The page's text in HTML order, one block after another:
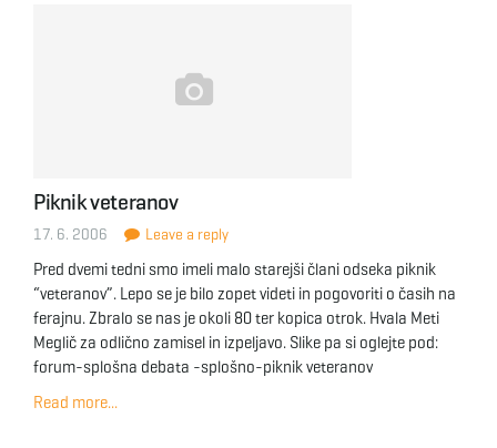
Piknik veteranov
17. 6. 2006 Leave a reply
Pred dvemi tedni smo imeli malo starejši člani odseka piknik
“veteranov”. Lepo se je bilo zopet videti in pogovoriti o časih na
ferajnu. Zbralo se nas je okoli 80 ter kopica otrok. Hvala Meti
Meglič za odlično zamisel in izpeljavo. Slike pa si oglejte pod:
forum-splošna debata -splošno-piknik veteranov
Read more...